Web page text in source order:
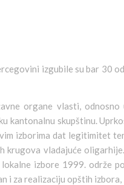
izgubile su bar 30
organe vlasti, odnosno
kantonalnu skupštinu.
izborima dat legitimitet
vladajuće
izbore 1999. održe
i za realizaciju opštih